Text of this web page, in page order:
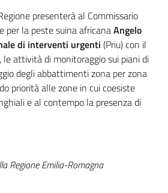
presenterà al Commissario
per la peste suina africanaAngelo
di interventi urgenti (Priu) con il
attività di monitoraggio sui piani di
degli abbattimenti zona per zona
priorità alle zone in cui coesiste
e al contempo la presenza di
Regione Emilia-Romagna